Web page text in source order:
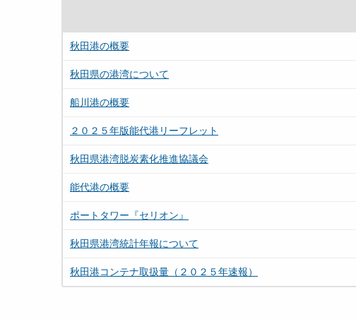
秋田港の概要
秋田県の港湾について
船川港の概要
２０２５年版能代港リーフレット
秋田県港湾脱炭素化推進協議会
能代港の概要
ポートタワー『セリオン』
秋田県港湾統計年報について
秋田港コンテナ取扱量（２０２５年速報）